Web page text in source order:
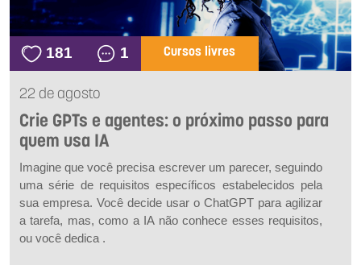
181 1 Cursos livres
22 de agosto
Crie GPTs e agentes: o próximo passo para
quem usa IA
Imagine que você precisa escrever um parecer, seguindo
uma série de requisitos específicos estabelecidos pela
sua empresa. Você decide usar o ChatGPT para agilizar
a tarefa, mas, como a IA não conhece esses requisitos,
ou você dedica .